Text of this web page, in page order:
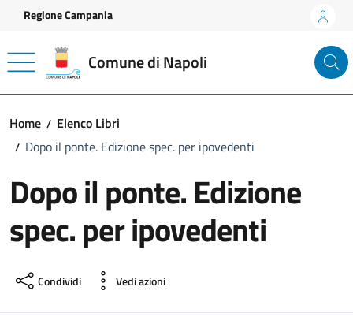
Vai ai contenuti
Vai al footer
Regione Campania
Comune di Napoli
Home
Elenco Libri
Dopo il ponte. Edizione spec. per ipovedenti
Dopo il ponte. Edizione
spec. per ipovedenti
Condividi Vedi azioni